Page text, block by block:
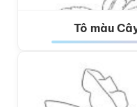
Tô màu